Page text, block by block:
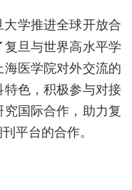
学推进全球开放合
旦与世界高水平学
医学院对外交流的
色，积极参与对接
国际合作，助力复
平台的合作。